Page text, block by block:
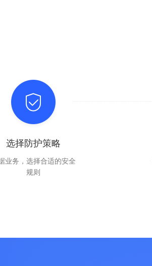
选择防护策略
业务，选择合适的安全
规则